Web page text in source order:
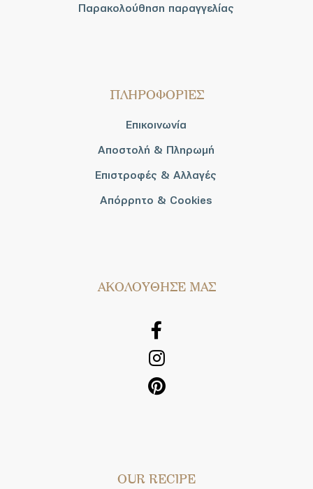
Παρακολούθηση παραγγελίας
ΠΛΗΡΟΦΟΡΙΕΣ
Επικοινωνία
Αποστολή & Πληρωμή
Επιστροφές & Αλλαγές
Απόρρητο & Cookies
AΚΟΛΟΥΘΗΣΕ ΜΑΣ
OUR RECIPE